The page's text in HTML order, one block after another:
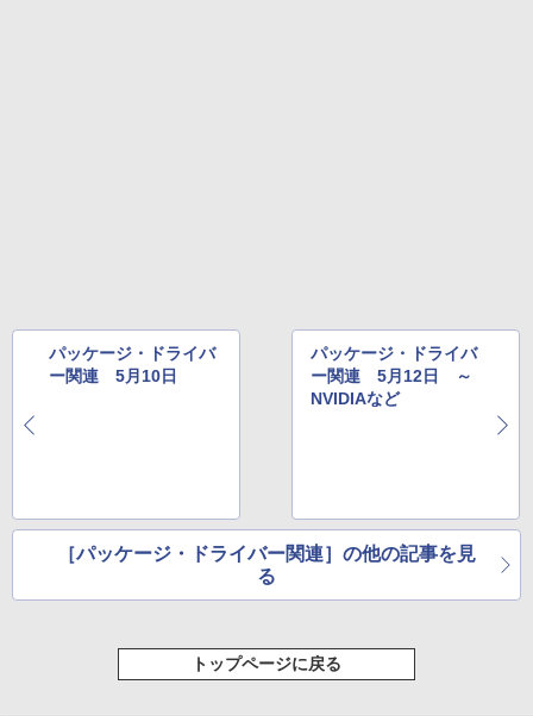
パッケージ・ドライバ
ー関連 5月10日
パッケージ・ドライバ
ー関連 5月12日 ～
NVIDIAなど
［パッケージ・ドライバー関連］の他の記事を見
る
トップページに戻る